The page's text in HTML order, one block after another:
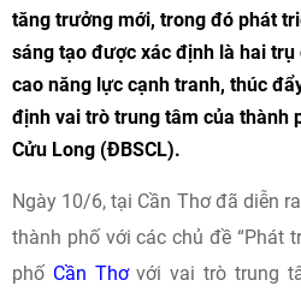
tăng trưởng mới, trong đó phát
sáng tạo được xác định là hai
cao năng lực cạnh tranh, thúc
định vai trò trung tâm của thành
Cửu Long (ĐBSCL).
Ngày 10/6, tại Cần Thơ đã diễn
thành phố với các chủ đề “Phát
phố Cần Thơvới vai trò trung